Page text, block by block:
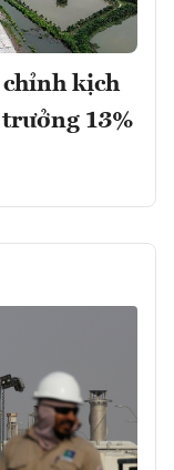
kịch
13%